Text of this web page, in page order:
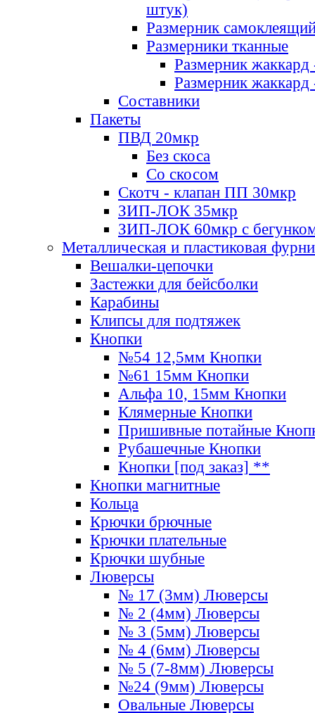
штук)
Размерник
Размерники тканные
Размерник
Размерник
Составники
Пакеты
ПВД 20мкр
Без скоса
Со скосом
Скотч - клапан ПП 30мкр
ЗИП-ЛОК 35мкр
ЗИП-ЛОК 60мкр с
Металлическая и пластиковая
Вешалки-цепочки
Застежки для бейсболки
Карабины
Клипсы для подтяжек
Кнопки
№54 12,5мм Кнопки
№61 15мм Кнопки
Альфа 10, 15мм Кнопки
Клямерные Кнопки
Пришивные потайные
Рубашечные Кнопки
Кнопки [под заказ] **
Кнопки магнитные
Кольца
Крючки брючные
Крючки плательные
Крючки шубные
Люверсы
№ 17 (3мм) Люверсы
№ 2 (4мм) Люверсы
№ 3 (5мм) Люверсы
№ 4 (6мм) Люверсы
№ 5 (7-8мм) Люверсы
№24 (9мм) Люверсы
Овальные Люверсы